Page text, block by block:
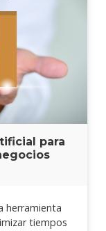
para
herramienta
tiempos